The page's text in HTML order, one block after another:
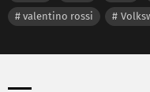
valentino rossi